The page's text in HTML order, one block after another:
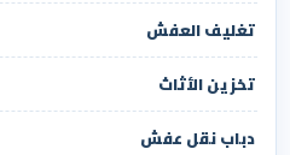
تغليف العفش
تخزين الأثاث
دباب نقل عفش